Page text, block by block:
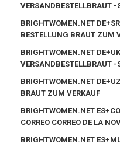
VERSANDBESTELLBRAUT -
BRIGHTWOMEN.NET
BESTELLUNG BRAUT ZUM
BRIGHTWOMEN.NET
VERSANDBESTELLBRAUT -
BRIGHTWOMEN.NET
BRAUT ZUM VERKAUF
BRIGHTWOMEN.NET
CORREO CORREO DE LA
BRIGHTWOMEN.NET